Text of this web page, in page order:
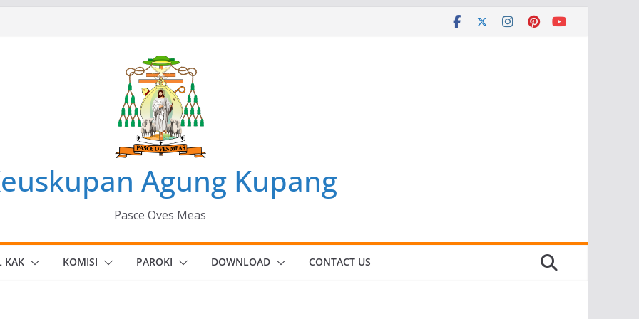
Agung Kupang
Pasce Oves Meas
KAK KOMISI PAROKI DOWNLOAD CONTACT US